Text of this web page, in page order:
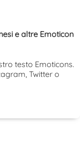
e altre Emoticon
testo Emoticons.
Twitter o